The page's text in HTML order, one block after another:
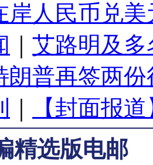
岸人民币兑
艾路明及
朗普再签两
【封面报
精选版电邮